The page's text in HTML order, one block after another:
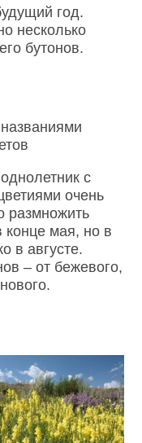
год.
несколько
бутонов.
с
очень
размножить
конце мая, но в
в августе.
– от бежевого,